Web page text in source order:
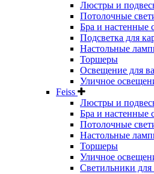
Люстры и
Потолочные
Бра и настенные
Подсветка для
Настольные
Торшеры
Освещение для
Уличное
Feiss
Люстры и
Бра и настенные
Потолочные
Настольные
Торшеры
Уличное
Светильники для